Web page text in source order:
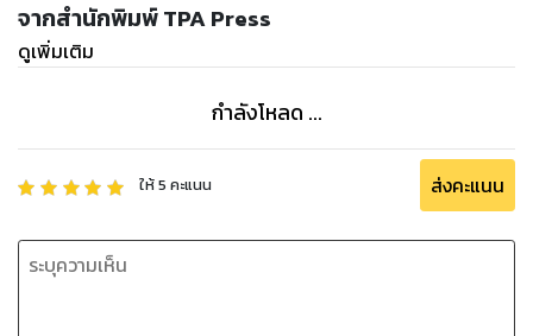
จากสำนักพิมพ์ TPA Press
ดูเพิ่มเติม
กำลังโหลด ...
ให้5 คะแนน ส่งคะแนน